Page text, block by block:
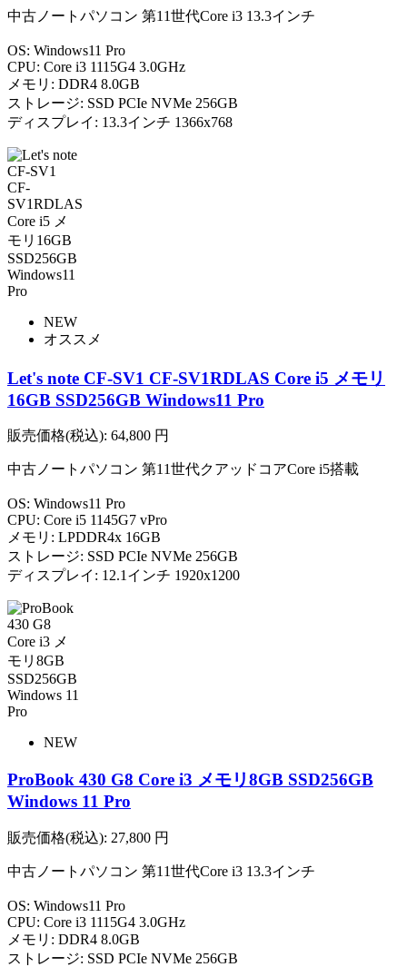
中古ノートパソコン 第11世代Core i3 13.3インチ
OS: Windows11 Pro
CPU: Core i3 1115G4 3.0GHz
メモリ: DDR4 8.0GB
ストレージ: SSD PCIe NVMe 256GB
ディスプレイ: 13.3インチ 1366x768
NEW
オススメ
Let's note CF-SV1 CF-SV1RDLAS Core i5 メモリ
16GB SSD256GB Windows11 Pro
販売価格(税込): 64,800 円
中古ノートパソコン 第11世代クアッドコアCore i5搭載
OS: Windows11 Pro
CPU: Core i5 1145G7 vPro
メモリ: LPDDR4x 16GB
ストレージ: SSD PCIe NVMe 256GB
ディスプレイ: 12.1インチ 1920x1200
NEW
ProBook 430 G8 Core i3 メモリ8GB SSD256GB
Windows 11 Pro
販売価格(税込): 27,800 円
中古ノートパソコン 第11世代Core i3 13.3インチ
OS: Windows11 Pro
CPU: Core i3 1115G4 3.0GHz
メモリ: DDR4 8.0GB
ストレージ: SSD PCIe NVMe 256GB